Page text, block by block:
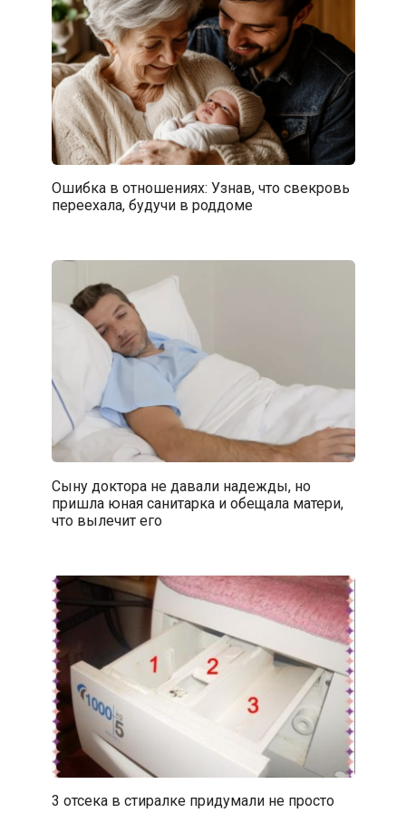
Ошибка в отношениях: Узнав, что свекровь
переехала, будучи в роддоме
Сыну доктора не давали надежды, но
пришла юная санитарка и обещала матери,
что вылечит его
3 отсека в стиралке придумали не просто